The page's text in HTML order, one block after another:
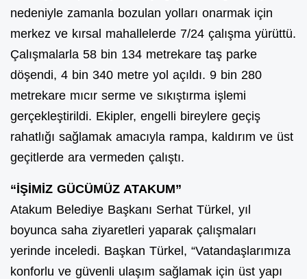
nedeniyle zamanla bozulan yolları onarmak için
merkez ve kırsal mahallelerde 7/24 çalışma yürüttü.
Çalışmalarla 58 bin 134 metrekare taş parke
döşendi, 4 bin 340 metre yol açıldı. 9 bin 280
metrekare mıcır serme ve sıkıştırma işlemi
gerçekleştirildi. Ekipler, engelli bireylere geçiş
rahatlığı sağlamak amacıyla rampa, kaldırım ve üst
geçitlerde ara vermeden çalıştı.
“İŞİMİZ GÜCÜMÜZ ATAKUM”
Atakum Belediye Başkanı Serhat Türkel, yıl
boyunca saha ziyaretleri yaparak çalışmaları
yerinde inceledi. Başkan Türkel, “Vatandaşlarımıza
konforlu ve güvenli ulaşım sağlamak için üst yapı